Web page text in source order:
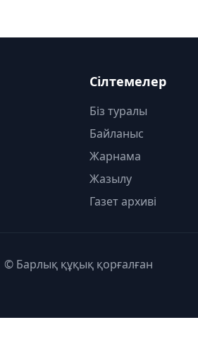
Сілтемелер
Біз туралы
Байланыс
Жарнама
Жазылу
Газет архиві
© Барлық құқық қорғалған